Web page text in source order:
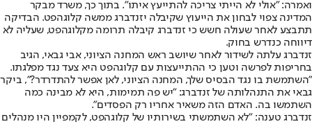
ואמרה: "אולי לא הייתי צריכה להתייעץ איתו". בתוך כך, משרד מבקר
המדינה צפוי לבחון את הייעוץ שקיבלה יזנדברג ממשה קלוגהפט. הבדיקה
תתבצע לאחר שעולה חשש כי זנדברג קיבלה תרומה מקלוגהפט, שעליה לא
דיווחה כנדרש בחוק.
זנדברג עלתה לשידור לאחר שיושב ראש המחנה הציוני, אבי גבאי, הגיב
בחריפות לפרשה וטען כי ההתייעצות עם קלוגהפט היא צעד נגד מפלגתו.
"השתמשת בו נגד הבסיס שלך, המחנה הציוני, לאן אפשר להתדרדר?", ביקר
גבאי את התנהלותה של זנדברג: "יש פה תמימות, היא לא מבינה כמה
השתמשו בה. האדם הזה משאיר אחריו רק הפסדים".
זנדברג טענה: "לא השתמשתי בשירותיו של קלוגהפט, לקמפיין היו מנהלים